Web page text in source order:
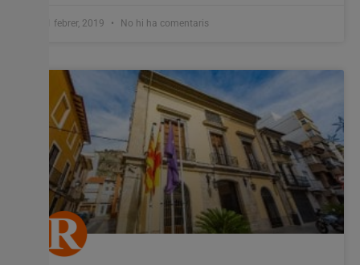
11 febrer, 2019 No hi ha comentaris